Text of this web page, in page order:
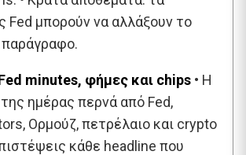
Fed μπορούν να αλλάξουν το
minutes, φήμες και chips • Η
ημέρας περνά από Fed,
Ορμούζ, πετρέλαιο και crypto
κάθε headline που